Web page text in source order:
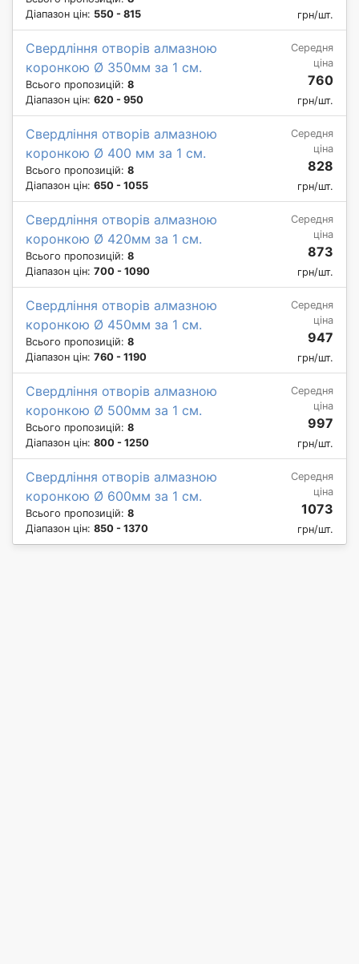
Діапазон цін: 550 - 815 грн/шт.
Свердління отворів алмазною
коронкою Ø 350мм за 1 см.
Всього пропозицій: 8
Діапазон цін: 620 - 950
Середня
ціна
760
грн/шт.
Свердління отворів алмазною
коронкою Ø 400 мм за 1 см.
Всього пропозицій: 8
Діапазон цін: 650 - 1055
Середня
ціна
828
грн/шт.
Свердління отворів алмазною
коронкою Ø 420мм за 1 см.
Всього пропозицій: 8
Діапазон цін: 700 - 1090
Середня
ціна
873
грн/шт.
Свердління отворів алмазною
коронкою Ø 450мм за 1 см.
Всього пропозицій: 8
Діапазон цін: 760 - 1190
Середня
ціна
947
грн/шт.
Свердління отворів алмазною
коронкою Ø 500мм за 1 см.
Всього пропозицій: 8
Діапазон цін: 800 - 1250
Середня
ціна
997
грн/шт.
Свердління отворів алмазною
коронкою Ø 600мм за 1 см.
Всього пропозицій: 8
Діапазон цін: 850 - 1370
Середня
ціна
1073
грн/шт.